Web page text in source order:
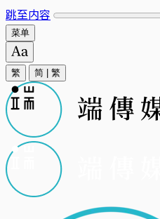
跳至内容
菜单
繁 简 繁